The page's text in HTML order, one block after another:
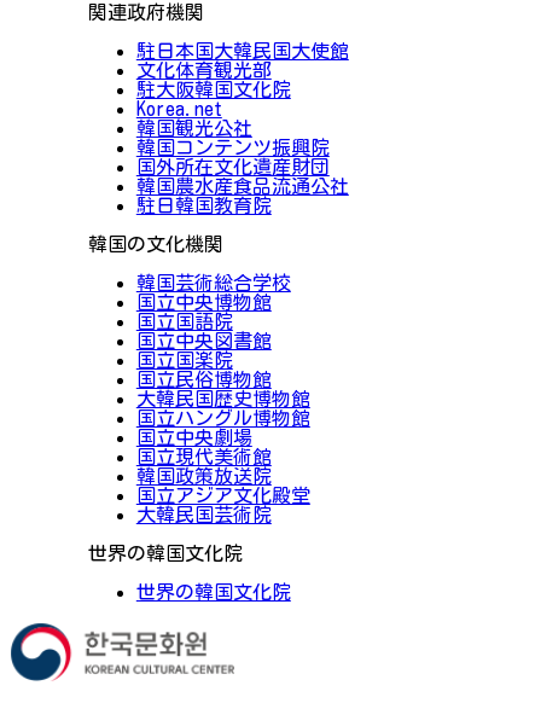
関連政府機関
駐日本国大韓民国大使館
文化体育観光部
駐大阪韓国文化院
Korea.net
韓国観光公社
韓国コンテンツ振興院
国外所在文化遺産財団
韓国農水産食品流通公社
駐日韓国教育院
韓国の文化機関
韓国芸術総合学校
国立中央博物館
国立国語院
国立中央図書館
国立国楽院
国立民俗博物館
大韓民国歴史博物館
国立ハングル博物館
国立中央劇場
国立現代美術館
韓国政策放送院
国立アジア文化殿堂
大韓民国芸術院
世界の韓国文化院
世界の韓国文化院